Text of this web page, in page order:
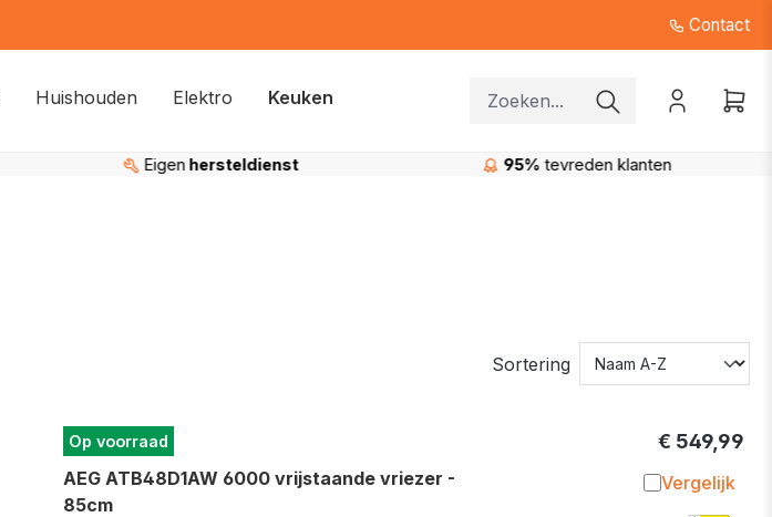
Contact
Huishouden Elektro Keuken
95%tevreden klanten Gratis leveringin de regio Beerse
Sortering
Op voorraad
AEG ATB48D1AW 6000 vrijstaande vriezer -
85cm
€ 549,99
Vergelijk